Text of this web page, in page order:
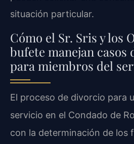
situación particular.
Cómo el Sr. Sris y los
bufete manejan casos
para miembros del
El proceso de divorcio para
servicio en el Condado de
con la determinación de los